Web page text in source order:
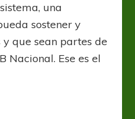
una
sostener y
que sean partes de
Nacional. Ese es el